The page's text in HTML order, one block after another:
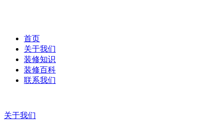
首页
关于我们
装修知识
装修百科
联系我们
关于我们